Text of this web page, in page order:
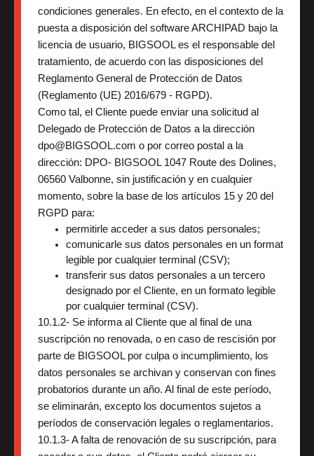
condiciones generales. En efecto, en el contexto de la
puesta a disposición del software ARCHIPAD bajo la
licencia de usuario, BIGSOOL es el responsable del
tratamiento, de acuerdo con las disposiciones del
Reglamento General de Protección de Datos
(Reglamento (UE) 2016/679 - RGPD).
Como tal, el Cliente puede enviar una solicitud al
Delegado de Protección de Datos a la dirección
dpo@BIGSOOL.com o por correo postal a la
dirección: DPO- BIGSOOL 1047 Route des Dolines,
06560 Valbonne, sin justificación y en cualquier
momento, sobre la base de los artículos 15 y 20 del
RGPD para:
permitirle acceder a sus datos personales;
comunicarle sus datos personales en un format
legible por cualquier terminal (CSV);
transferir sus datos personales a un tercero
designado por el Cliente, en un formato legible
por cualquier terminal (CSV).
10.1.2- Se informa al Cliente que al final de una
suscripción no renovada, o en caso de rescisión por
parte de BIGSOOL por culpa o incumplimiento, los
datos personales se archivan y conservan con fines
probatorios durante un año. Al final de este período,
se eliminarán, excepto los documentos sujetos a
períodos de conservación legales o reglamentarios.
10.1.3- A falta de renovación de su suscripción, para